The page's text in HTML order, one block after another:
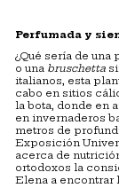
Perfumada y
¿Qué sería de una
o una bruschetta
italianos, esta
cabo en sitios
la bota, donde en
en invernaderos
metros de
Exposición
acerca de
ortodoxos la
Elena a encontrar